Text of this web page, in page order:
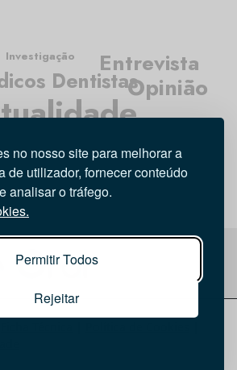
no nosso site para melhorar a
de utilizador, fornecer conteúdo
analisar o tráfego.
Permitir Todos
Rejeitar
Dentistas
Oral
Entrevista
Opinião
Investigação